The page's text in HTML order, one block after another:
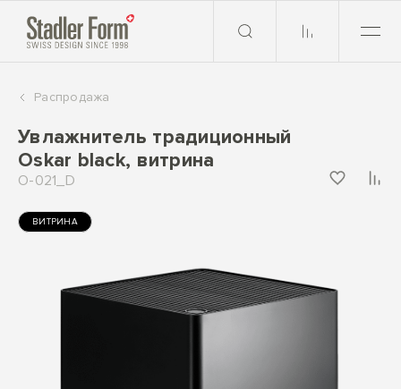
Распродажа
Увлажнитель традиционный
Oskar black, витрина
O-021_D
ВИТРИНА